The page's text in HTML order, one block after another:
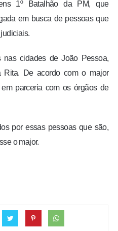
1º Batalhão da PM, que
em busca de pessoas que
nas cidades de João Pessoa,
Rita. De acordo com o major
parceria com os órgãos de
por essas pessoas que são,
o major.